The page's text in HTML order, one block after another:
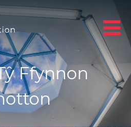
Ffynnon